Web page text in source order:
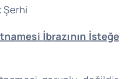
Şerhi
İbrazının İsteğe